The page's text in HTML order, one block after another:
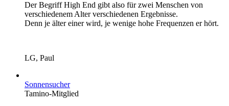
Der Begriff High End gibt also für zwei Menschen von
verschiedenem Alter verschiedenen Ergebnisse.
Denn je älter einer wird, je wenige hohe Frequenzen er hört.
LG, Paul
Sonnensucher
Tamino-Mitglied